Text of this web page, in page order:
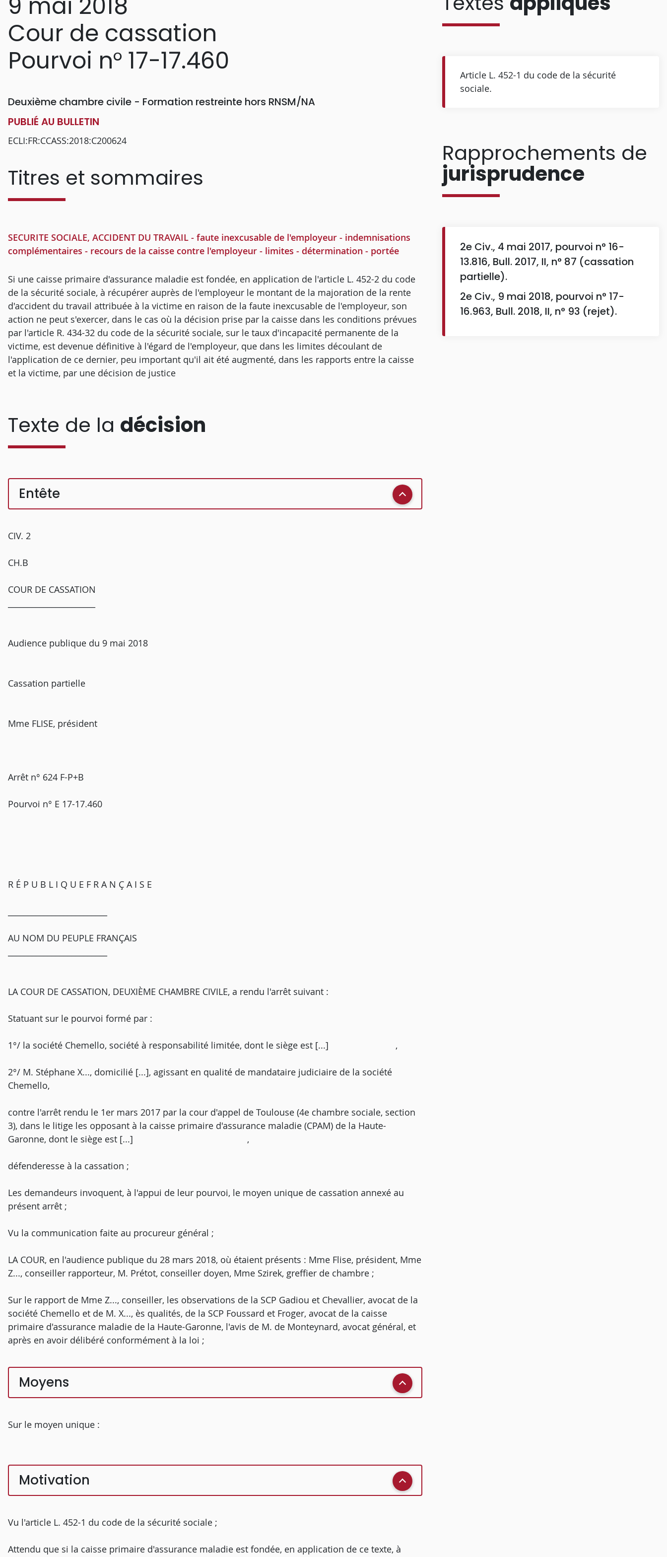
Cour de cassation
Pourvoi n° 17-17.460
Deuxième chambre civile - Formation restreinte hors RNSM/NA
PUBLIÉ AU BULLETIN
ECLI:FR:CCASS:2018:C200624
Titres et sommaires
SECURITE SOCIALE, ACCIDENT DU TRAVAIL - faute inexcusable de l'employeur - indemnisations
complémentaires - recours de la caisse contre l'employeur - limites - détermination - portée
Si une caisse primaire d'assurance maladie est fondée, en application de l'article L. 452-2 du code
de la sécurité sociale, à récupérer auprès de l'employeur le montant de la majoration de la rente
d'accident du travail attribuée à la victime en raison de la faute inexcusable de l'employeur, son
action ne peut s'exercer, dans le cas où la décision prise par la caisse dans les conditions prévues
par l'article R. 434-32 du code de la sécurité sociale, sur le taux d'incapacité permanente de la
victime, est devenue définitive à l'égard de l'employeur, que dans les limites découlant de
l'application de ce dernier, peu important qu'il ait été augmenté, dans les rapports entre la caisse
et la victime, par une décision de justice
Texte de la décision
Entête
CIV. 2
CH.B
COUR DE CASSATION
Audience publique du 9 mai 2018
Cassation partielle
Mme FLISE, président
Arrêt n° 624 F-P+B
Pourvoi n° E 17-17.460
R É P U B L I Q U E F R A N Ç A I S E
AU NOM DU PEUPLE FRANÇAIS
LA COUR DE CASSATION, DEUXIÈME CHAMBRE CIVILE, a rendu l'arrêt suivant :
Statuant sur le pourvoi formé par :
1°/ la société Chemello, société à responsabilité limitée, dont le siège est [...] ,
2°/ M. Stéphane X..., domicilié [...], agissant en qualité de mandataire judiciaire de la société
Chemello,
contre l'arrêt rendu le 1er mars 2017 par la cour d'appel de Toulouse (4e chambre sociale, section
3), dans le litige les opposant à la caisse primaire d'assurance maladie (CPAM) de la Haute-
Garonne, dont le siège est [...] ,
défenderesse à la cassation ;
Les demandeurs invoquent, à l'appui de leur pourvoi, le moyen unique de cassation annexé au
présent arrêt ;
Vu la communication faite au procureur général ;
LA COUR, en l'audience publique du 28 mars 2018, où étaient présents : Mme Flise, président, Mme
Z..., conseiller rapporteur, M. Prétot, conseiller doyen, Mme Szirek, greffier de chambre ;
Sur le rapport de Mme Z..., conseiller, les observations de la SCP Gadiou et Chevallier, avocat de la
société Chemello et de M. X..., ès qualités, de la SCP Foussard et Froger, avocat de la caisse
primaire d'assurance maladie de la Haute-Garonne, l'avis de M. de Monteynard, avocat général, et
après en avoir délibéré conformément à la loi ;
Moyens
Sur le moyen unique :
Motivation
Vu l'article L. 452-1 du code de la sécurité sociale ;
Attendu que si la caisse primaire d'assurance maladie est fondée, en application de ce texte, à
Article L. 452-1 du code de la sécurité
sociale.
Rapprochements de
jurisprudence
2e Civ., 4 mai 2017, pourvoi n° 16-
13.816, Bull. 2017, II, n° 87 (cassation
partielle).
2e Civ., 9 mai 2018, pourvoi n° 17-
16.963, Bull. 2018, II, n° 93 (rejet).